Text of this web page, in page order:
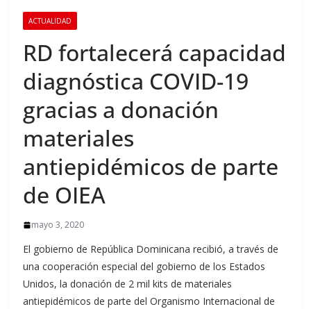
ACTUALIDAD
RD fortalecerá capacidad
diagnóstica COVID-19
gracias a donación
materiales
antiepidémicos de parte
de OIEA
mayo 3, 2020
El gobierno de República Dominicana recibió, a través de
una cooperación especial del gobierno de los Estados
Unidos, la donación de 2 mil kits de materiales
antiepidémicos de parte del Organismo Internacional de